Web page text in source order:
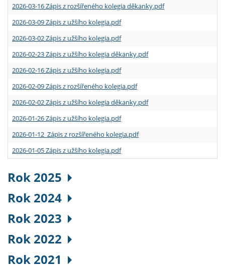
2026-03-16 Zápis z rozšířeného kolegia děkanky.pdf
2026-03-09 Zápis z užšího kolegia.pdf
2026-03-02 Zápis z užšího kolegia.pdf
2026-02-23 Zápis z užšího kolegia děkanky.pdf
2026-02-16 Zápis z užšího kolegia.pdf
2026-02-09 Zápis z rozšířeného kolegia.pdf
2026-02-02 Zápis z užšího kolegia děkanky.pdf
2026-01-26 Zápis z užšího kolegia.pdf
2026-01-12 Zápis z rozšířeného kolegia.pdf
2026-01-05 Zápis z užšího kolegia.pdf
Rok 2025
Rok 2024
Rok 2023
Rok 2022
Rok 2021